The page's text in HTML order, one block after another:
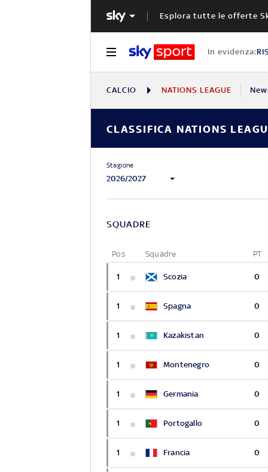
Esplora tutte le offerte
In evidenza:
CALCIO NATIONS LEAGUE
CLASSIFICA NATIONS
Stagione
2026/2027
SQUADRE
Pos Squadre PT
1 Scozia 0
1 Spagna 0
1 Kazakistan 0
1 Montenegro 0
1 Germania 0
1 Portogallo 0
1 Francia 0